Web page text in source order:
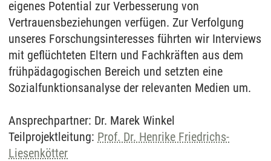
eigenes Potential zur Verbesserung von
Vertrauensbeziehungen verfügen. Zur Verfolgung
unseres Forschungsinteresses führten wir Interviews
mit geflüchteten Eltern und Fachkräften aus dem
frühpädagogischen Bereich und setzten eine
Sozialfunktionsanalyse der relevanten Medien um.
Ansprechpartner: Dr. Marek Winkel
Teilprojektleitung: Prof. Dr. Henrike Friedrichs-
Liesenkötter